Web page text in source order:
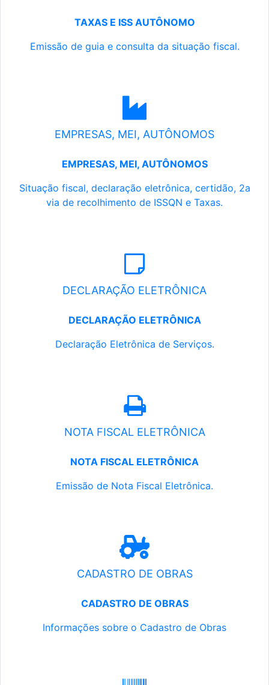
TAXAS E ISS AUTÔNOMO
Emissão de guia e consulta da situação fiscal.
EMPRESAS, MEI, AUTÔNOMOS
EMPRESAS, MEI, AUTÔNOMOS
Situação fiscal, declaração eletrônica, certidão, 2a
via de recolhimento de ISSQN e Taxas.
DECLARAÇÃO ELETRÔNICA
DECLARAÇÃO ELETRÔNICA
Declaração Eletrônica de Serviços.
NOTA FISCAL ELETRÔNICA
NOTA FISCAL ELETRÔNICA
Emissão de Nota Fiscal Eletrônica.
CADASTRO DE OBRAS
CADASTRO DE OBRAS
Informações sobre o Cadastro de Obras